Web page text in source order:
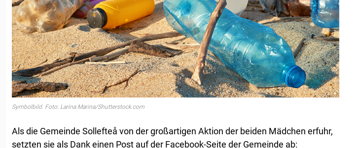
Symbolbild. Foto: Larina Marina/Shutterstock.com
Als die Gemeinde Sollefteå von der großartigen Aktion der beiden Mädchen erfuhr,
setzten sie als Dank einen Post auf der Facebook-Seite der Gemeinde ab: